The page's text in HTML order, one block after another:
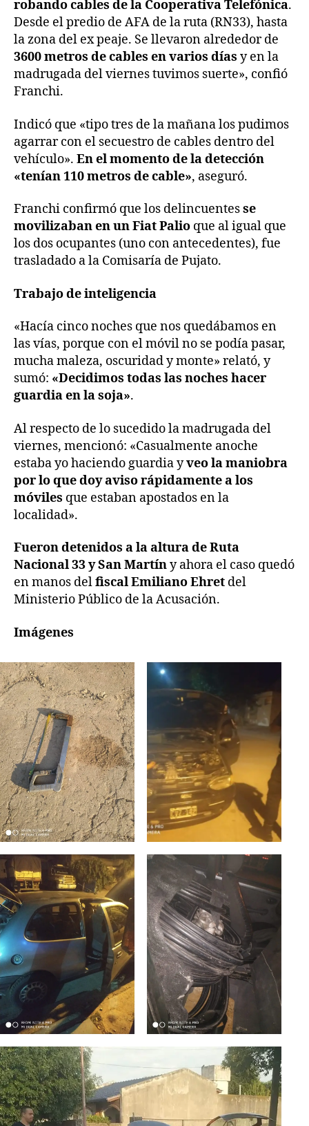
robando cables de la Cooperativa Telefónica.
Desde el predio de AFA de la ruta (RN33), hasta
la zona del ex peaje. Se llevaron alrededor de
3600 metros de cables en varios días y en la
madrugada del viernes tuvimos suerte», confió
Franchi.
Indicó que «tipo tres de la mañana los pudimos
agarrar con el secuestro de cables dentro del
vehículo». En el momento de la detección
«tenían 110 metros de cable», aseguró.
Franchi confirmó que los delincuentesse
movilizaban en un Fiat Palio que al igual que
los dos ocupantes (uno con antecedentes), fue
trasladado a la Comisaría de Pujato.
Trabajo de inteligencia
«Hacía cinco noches que nos quedábamos en
las vías, porque con el móvil no se podía pasar,
mucha maleza, oscuridad y monte» relató, y
sumó: «Decidimos todas las noches hacer
guardia en la soja».
Al respecto de lo sucedido la madrugada del
viernes, mencionó: «Casualmente anoche
estaba yo haciendo guardia yveo la maniobra
por lo que doy aviso rápidamente a los
móviles que estaban apostados en la
localidad».
Fueron detenidos a la altura de Ruta
Nacional 33 y San Martíny ahora el caso quedó
en manos delfiscal Emiliano Ehret del
Ministerio Público de la Acusación.
Imágenes